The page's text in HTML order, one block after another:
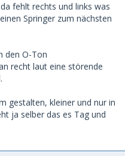
fehlt rechts und links was
Springer zum nächsten
den O-Ton
recht laut eine störende
gestalten, kleiner und nur in
ja selber das es Tag und